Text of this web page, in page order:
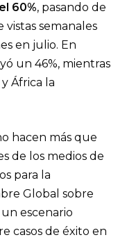
60%, pasando de
semanales
en julio. En
un 46%, mientras
África la
hacen más que
de los medios de
para la
Global sobre
escenario
casos de éxito en